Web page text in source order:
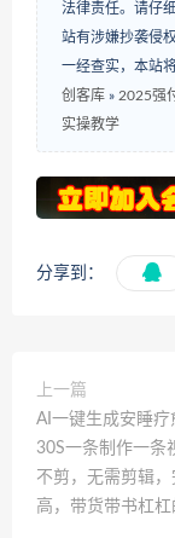
法律责任。请仔
站有涉嫌抄袭侵
一经查实，本站
创客库 » 2025强
实操教学
分享到：
上一篇
AI一键生成安睡疗
30S一条制作一条
不剪，无需剪辑，
高，带货带书杠杠